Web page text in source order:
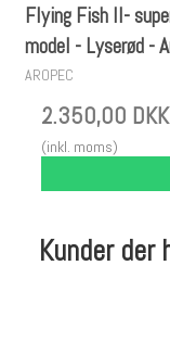
Flying Fish II-
model - Lyserød -
AROPEC
2.350,00 DKK
(inkl. moms)
Kunder